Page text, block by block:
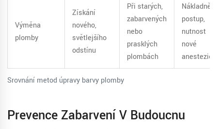
Srovnání metod úpravy barvy plomby
Výměna
plomby
Získání
nového,
světlejšího
odstínu
Při starých,
zabarvených
nebo
prasklých
plombách
postup,
nutnost
nové
anestezie
Prevence Zabarvení V Budoucnu